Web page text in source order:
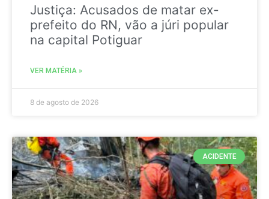
Justiça: Acusados de matar ex-
prefeito do RN, vão a júri popular
na capital Potiguar
VER MATÉRIA »
8 de agosto de 2026
ACIDENTE